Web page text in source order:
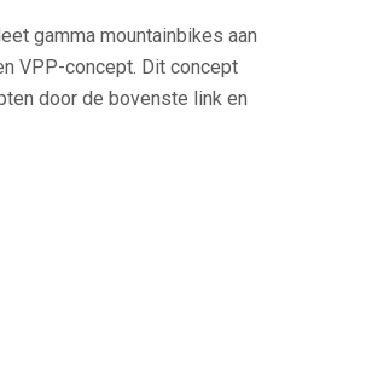
gamma mountainbikes aan
VPP-concept. Dit concept
door de bovenste link en